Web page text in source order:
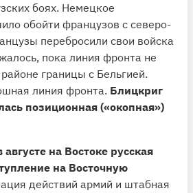
боях. Немецкое
обойти французов с северо-
перебросили свои войска
пока линия фронта не
границы с Бельгией.
линия фронта. Блицкриг
позиционная («окопная»)
на Востоке русская
на Восточную
действий армий и штабная